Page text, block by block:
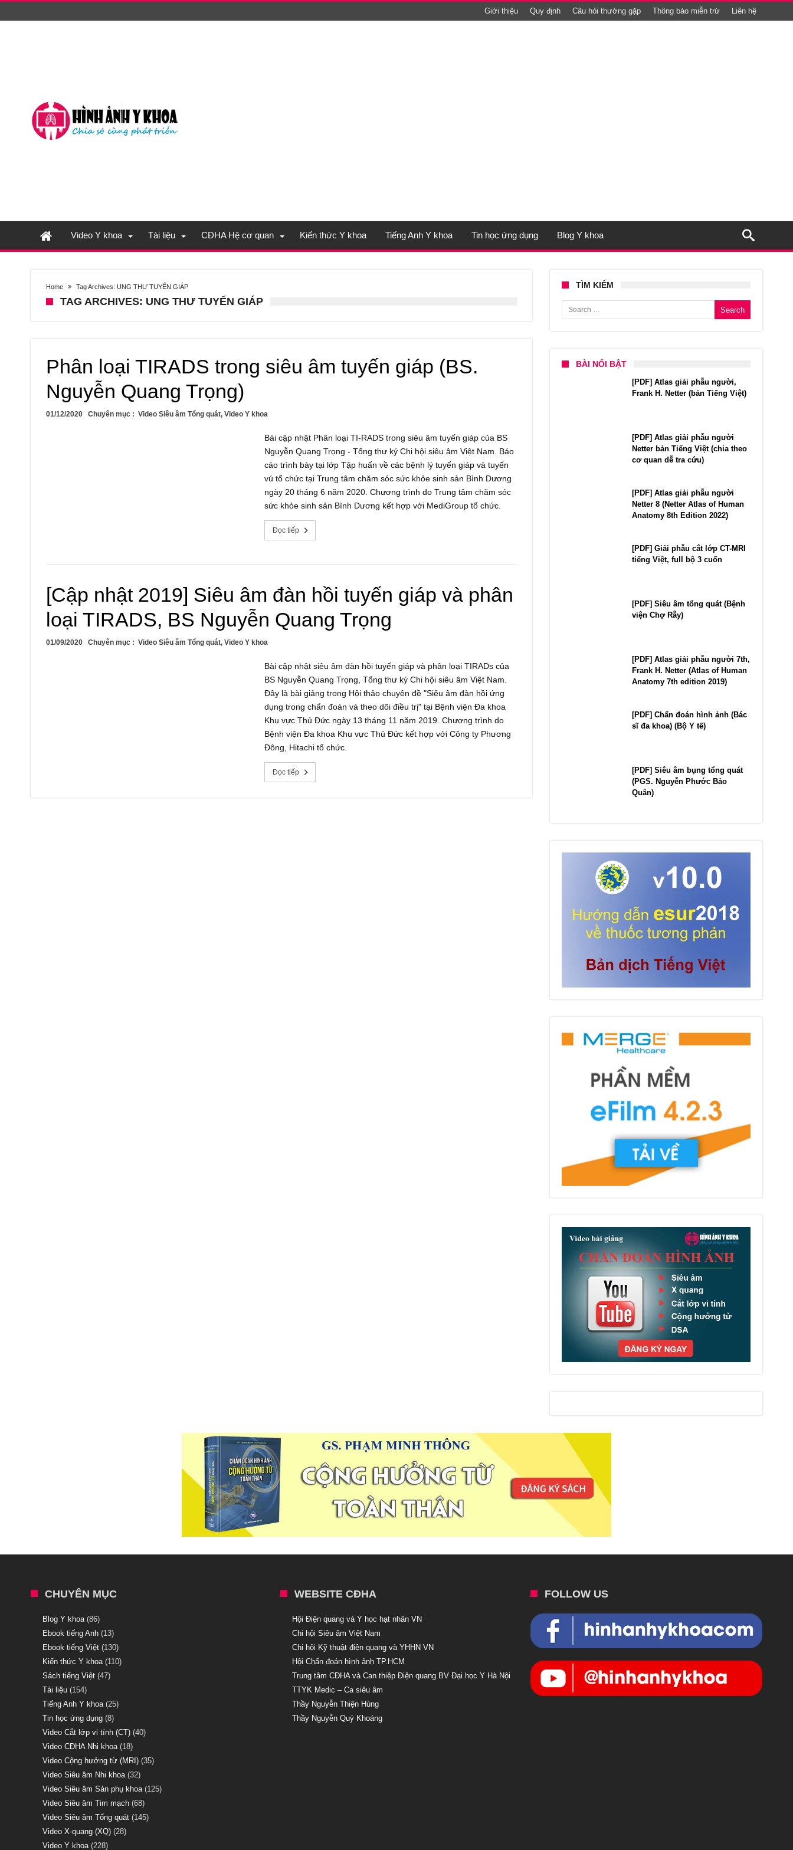
Giới thiệu Quy định Câu hỏi thường gặp Thông báo miễn trừ Liên hệ
Video Y khoa Tài liệu CĐHA Hệ cơ quan Kiến thức Y khoa Tiếng Anh Y khoa Tin học ứng dụng Blog Y khoa
Home Tag Archives: UNG THƯ TUYẾN GIÁP
TAG ARCHIVES: UNG THƯ TUYẾN GIÁP
Phân loại TIRADS trong siêu âm tuyến giáp (BS.
Nguyễn Quang Trọng)
01/12/2020 Chuyên mục : Video Siêu âm Tổng quát, Video Y khoa
Bài cập nhật Phân loại TI-RADS trong siêu âm tuyến giáp của BS
Nguyễn Quang Trọng - Tổng thư ký Chi hội siêu âm Việt Nam. Báo
cáo trình bày tại lớp Tập huấn về các bệnh lý tuyến giáp và tuyến
vú tổ chức tại Trung tâm chăm sóc sức khỏe sinh sản Bình Dương
ngày 20 tháng 6 năm 2020. Chương trình do Trung tâm chăm sóc
sức khỏe sinh sản Bình Dương kết hợp với MediGroup tổ chức.
Đọc tiếp
[Cập nhật 2019] Siêu âm đàn hồi tuyến giáp và phân
loại TIRADS, BS Nguyễn Quang Trọng
01/09/2020 Chuyên mục : Video Siêu âm Tổng quát, Video Y khoa
Bài cập nhật siêu âm đàn hồi tuyến giáp và phân loại TIRADs của
BS Nguyễn Quang Trọng, Tổng thư ký Chi hội siêu âm Việt Nam.
Đây là bài giảng trong Hội thảo chuyên đề "Siêu âm đàn hồi ứng
dụng trong chẩn đoán và theo dõi điều trị" tại Bệnh viện Đa khoa
Khu vực Thủ Đức ngày 13 tháng 11 năm 2019. Chương trình do
Bệnh viện Đa khoa Khu vực Thủ Đức kết hợp với Công ty Phương
Đông, Hitachi tổ chức.
Đọc tiếp
TÌM KIẾM
Search for:
BÀI NỔI BẬT
[PDF] Atlas giải phẫu người,
Frank H. Netter (bản Tiếng Việt)
[PDF] Atlas giải phẫu người
Netter bản Tiếng Việt (chia theo
cơ quan dễ tra cứu)
[PDF] Atlas giải phẫu người
Netter 8 (Netter Atlas of Human
Anatomy 8th Edition 2022)
[PDF] Giải phẫu cắt lớp CT-MRI
tiếng Việt, full bộ 3 cuốn
[PDF] Siêu âm tổng quát (Bệnh
viện Chợ Rẫy)
[PDF] Atlas giải phẫu người 7th,
Frank H. Netter (Atlas of Human
Anatomy 7th edition 2019)
[PDF] Chẩn đoán hình ảnh (Bác
sĩ đa khoa) (Bộ Y tế)
[PDF] Siêu âm bụng tổng quát
(PGS. Nguyễn Phước Bảo
Quân)
CHUYÊN MỤC
Blog Y khoa (86)
Ebook tiếng Anh (13)
Ebook tiếng Việt (130)
Kiến thức Y khoa (110)
Sách tiếng Việt (47)
Tài liệu (154)
Tiếng Anh Y khoa (25)
Tin học ứng dụng (8)
Video Cắt lớp vi tính (CT) (40)
Video CĐHA Nhi khoa (18)
Video Cộng hưởng từ (MRI) (35)
Video Siêu âm Nhi khoa (32)
Video Siêu âm Sản phụ khoa (125)
Video Siêu âm Tim mạch (68)
Video Siêu âm Tổng quát (145)
Video X-quang (XQ) (28)
Video Y khoa (228)
WEBSITE CĐHA
Hội Điện quang và Y học hạt nhân VN
Chi hội Siêu âm Việt Nam
Chi hội Kỹ thuật điện quang và YHHN VN
Hội Chẩn đoán hình ảnh TP.HCM
Trung tâm CĐHA và Can thiệp Điện quang BV Đại học Y Hà Nội
TTYK Medic – Ca siêu âm
Thầy Nguyễn Thiện Hùng
Thầy Nguyễn Quý Khoáng
FOLLOW US